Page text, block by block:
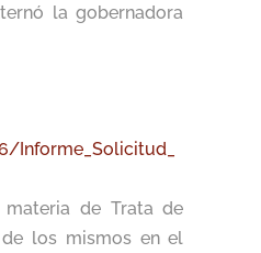
la gobernadora
materia de Trata de
los mismos en el